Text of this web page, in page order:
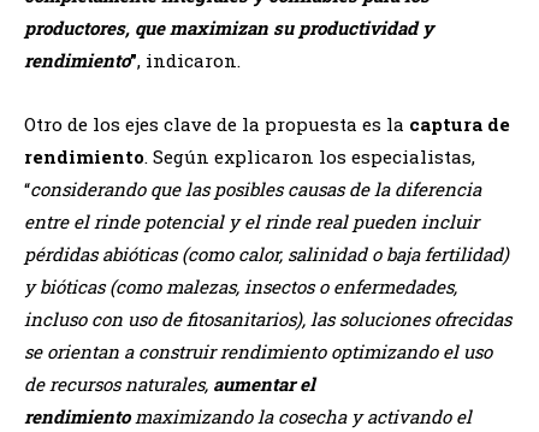
productores, que maximizan su productividad y
rendimiento”, indicaron.
Otro de los ejes clave de la propuesta es la captura de
rendimiento. Según explicaron los especialistas,
“considerando que las posibles causas de la diferencia
entre el rinde potencial y el rinde real pueden incluir
pérdidas abióticas (como calor, salinidad o baja fertilidad)
y bióticas (como malezas, insectos o enfermedades,
incluso con uso de fitosanitarios), las soluciones ofrecidas
se orientan a construir rendimiento optimizando el uso
de recursos naturales, aumentar el
rendimiento maximizando la cosecha y activando el